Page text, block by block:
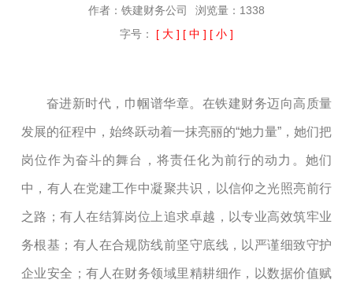
作者：铁建财务公司
浏览量：1338
字号： [ 大 ] [ 中 ] [ 小 ]
奋进新时代，巾帼谱华章。在铁建财务迈向高质量
发展的征程中，始终跃动着一抹亮丽的“她力量” ， 她们把
岗位作为奋斗的舞台，将责任化为前行的动力 。 她们
中，有人在党建工作中凝聚共识，以信仰之光照亮前行
之路；有人在结算岗位上追求卓越，以专业高效筑牢业
务根基；有人在合规防线前坚守底线，以严谨细致守护
企业安全 ；有人在财务领域里精耕细作，以数据价值赋